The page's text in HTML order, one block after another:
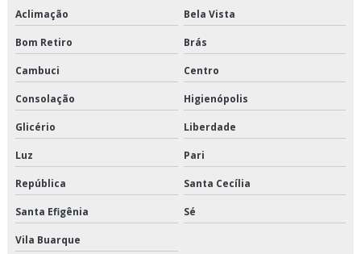
Empresas de manutenção de elevadores rio de janeiro
Empresas de peças de elevadores
Empresas de reforma de elevadores
Empresas de reparação de elevadores
Empresas elevadores
Empresas fabricantes de elevadores em são paulo
Aclimação Bela Vista
Bom Retiro Brás
Cambuci Centro
Consolação Higienópolis
Glicério Liberdade
Luz Pari
República Santa Cecília
Santa Efigênia Sé
Vila Buarque